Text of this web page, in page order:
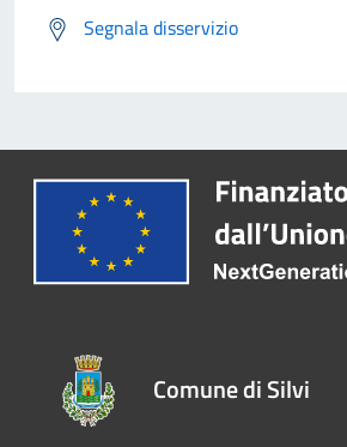
Segnala disservizio
Comune di Silvi